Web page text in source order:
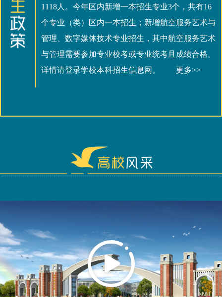
1118人。今年区内新增一本招生专业3个，共有16
个专业（类）区内一本招生；新增航空服务艺术与
管理、数字媒体技术专业招生，其中航空服务艺术
与管理需要参加专业校考或专业统考且成绩合格。
详情请登录学校本科招生信息网。
更多>>